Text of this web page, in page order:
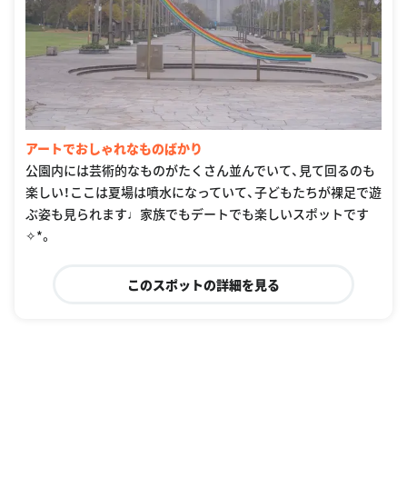
アートでおしゃれなものばかり
公園内には芸術的なものがたくさん並んでいて、見て回るのも
楽しい！ここは夏場は噴水になっていて、子どもたちが裸足で遊
ぶ姿も見られます♩家族でもデートでも楽しいスポットです
✧︎*。
このスポットの詳細を見る